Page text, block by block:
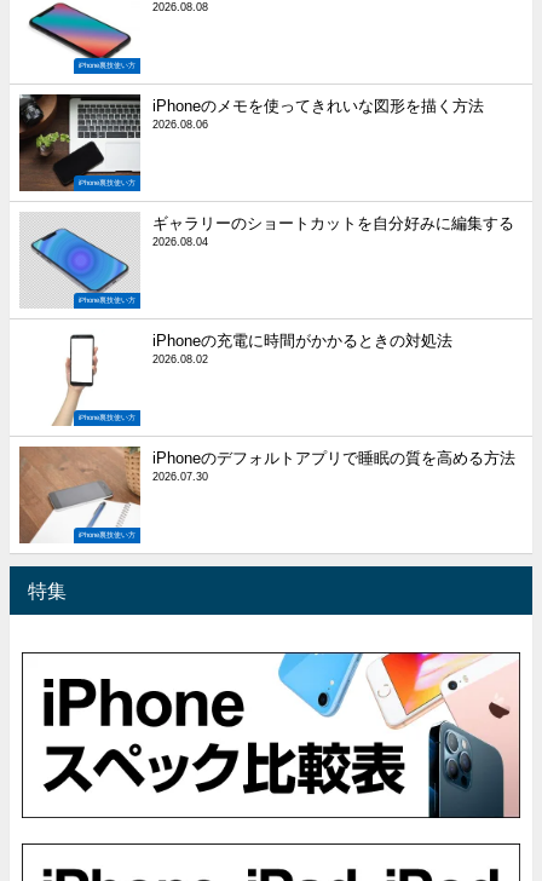
iPhone裏技使い方
2026.08.08
iPhone裏技使い方
iPhoneのメモを使ってきれいな図形を描く方法
2026.08.06
iPhone裏技使い方
ギャラリーのショートカットを自分好みに編集する
2026.08.04
iPhone裏技使い方
iPhoneの充電に時間がかかるときの対処法
2026.08.02
iPhone裏技使い方
iPhoneのデフォルトアプリで睡眠の質を高める方法
2026.07.30
特集